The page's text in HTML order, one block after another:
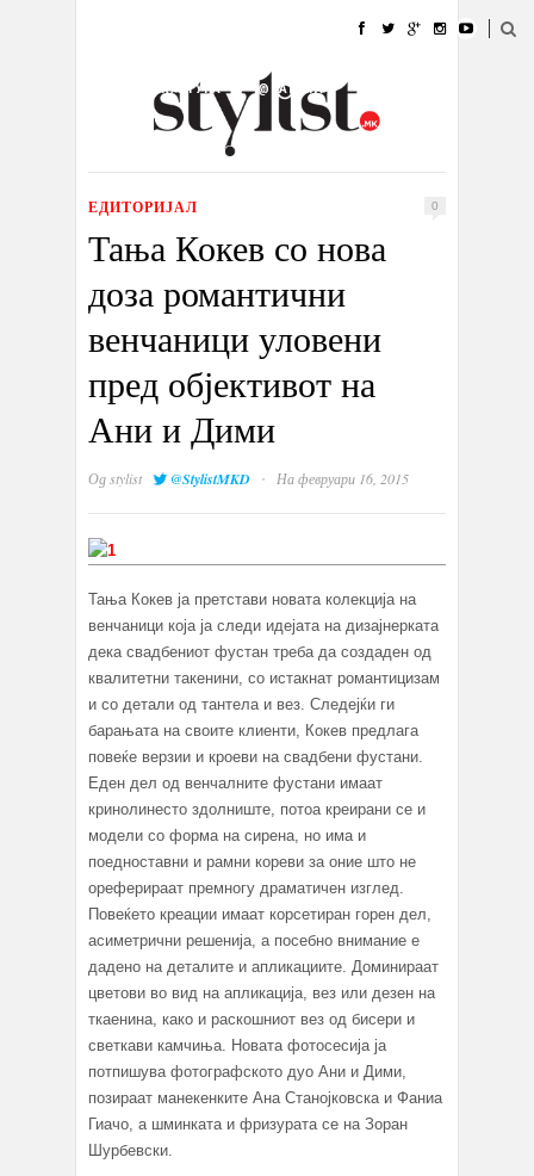
УБАВИНА
КУЛТУРА @РАБОТА
ИЗЛОГ
ЕДИТОРИЈАЛ 0
Тања Кокев со нова
доза романтични
венчаници уловени
пред објективот на
Ани и Дими
Одstylist @StylistMKD · На февруари 16, 2015
Тања Кокев ја претстави новата колекција на
венчаници која ја следи идејата на дизајнерката
дека свадбениот фустан треба да создаден од
квалитетни такенини, со истакнат романтицизам
и со детали од тантела и вез. Следејќи ги
барањата на своите клиенти, Кокев предлага
повеќе верзии и кроеви на свадбени фустани.
Еден дел од венчалните фустани имаат
кринолинесто здолниште, потоа креирани се и
модели со форма на сирена, но има и
поедноставни и рамни кореви за оние што не
ореферираат премногу драматичен изглед.
Повеќето креации имаат корсетиран горен дел,
асиметрични решенија, а посебно внимание е
дадено на деталите и апликациите. Доминираат
цветови во вид на апликација, вез или дезен на
ткаенина, како и раскошниот вез од бисери и
светкави камчиња. Новата фотосесија ја
потпишува фотографското дуо Ани и Дими,
позираат манекенките Ана Станојковска и Фаниа
Гиачо, а шминката и фризурата се на Зоран
Шурбевски.